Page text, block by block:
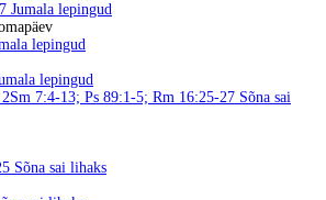
Jumala lepingud
lepingud
lepingud
7:4-13; Ps 89:1-5; Rm 16:25-27 Sõna sai
Sõna sai lihaks